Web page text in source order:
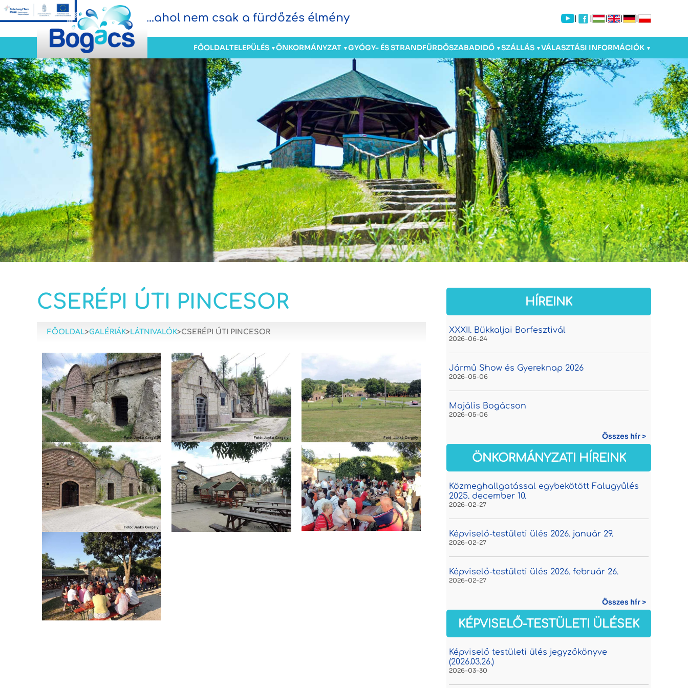
...ahol nem csak a fürdőzés élmény | | | | |
FŐOLDALTELEPÜLÉS ▼ÖNKORMÁNYZAT ▼GYÓGY- ÉS STRANDFÜRDŐSZABADIDŐ ▼SZÁLLÁS ▼VÁLASZTÁSI INFORMÁCIÓK ▼
CSERÉPI ÚTI PINCESOR
FŐOLDAL>GALÉRIÁK>LÁTNIVALÓK>CSERÉPI ÚTI PINCESOR
HÍREINK
XXXII. Bükkaljai Borfesztivál
2026-06-24
Jármű Show és Gyereknap 2026
2026-05-06
Majális Bogácson
2026-05-06
Összes hír >
ÖNKORMÁNYZATI HÍREINK
Közmeghallgatással egybekötött Falugyűlés
2025. december 10.
2026-02-27
Képviselő-testületi ülés 2026. január 29.
2026-02-27
Képviselő-testületi ülés 2026. február 26.
2026-02-27
Összes hír >
KÉPVISELŐ-TESTÜLETI ÜLÉSEK
Képviselő testületi ülés jegyzőkönyve
(2026.03.26.)
2026-03-30